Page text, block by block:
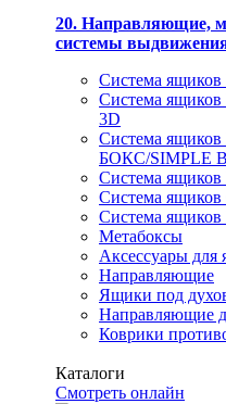
20. Направляющие,
системы
Система
Система
3D
Система
БОКС/SIMPLE
Система
Система
Система
Метабоксы
Аксессуары для
Направляющие
Ящики под
Направляющие
Коврики
Каталоги
Смотреть онлайн